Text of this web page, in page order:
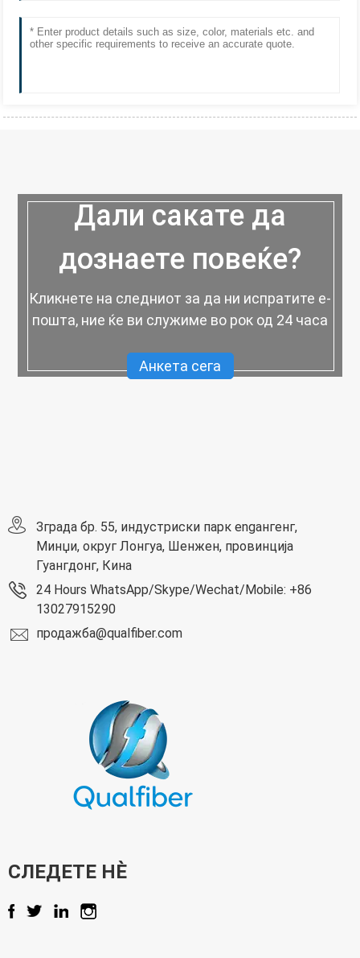
Дали сакате да
дознаете повеќе?
Кликнете на следниот за да ни испратите е-
пошта, ние ќе ви служиме во рок од 24 часа
Анкета сега
Зграда бр. 55, индустриски парк engангенг,
Минџи, округ Лонгуа, Шенжен, провинција
Гуангдонг, Кина
24 Hours WhatsApp/Skype/Wechat/Mobile: +86
13027915290
продажба@qualfiber.com
СЛЕДЕТЕ НÈ